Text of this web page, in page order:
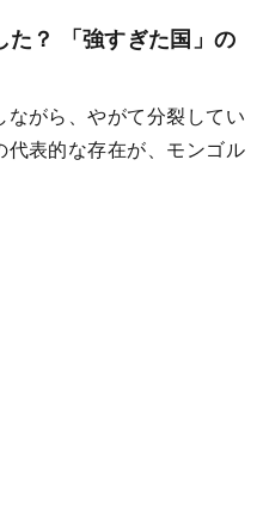
た？ 「強すぎた国」の
がら、やがて分裂してい
表的な存在が、モンゴル